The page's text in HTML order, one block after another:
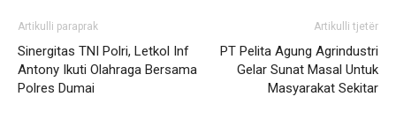
Artikulli paraprak
Sinergitas TNI Polri, Letkol Inf
Antony Ikuti Olahraga Bersama
Polres Dumai
Artikulli tjetër
PT Pelita Agung Agrindustri
Gelar Sunat Masal Untuk
Masyarakat Sekitar